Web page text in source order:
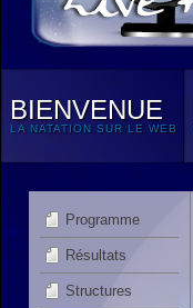
BIENVENUE
LA NATATION SUR LE WEB
Programme
Résultats
Structures